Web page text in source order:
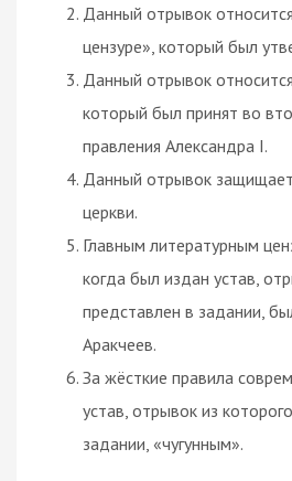
Данный отрывок
цензуре», который был
Данный отрывок
который был принят во
правления Александра I.
Данный отрывок
церкви.
Главным литературным
когда был издан устав,
представлен в задании,
Аракчеев.
За жёсткие правила
устав, отрывок из
задании, «чугунным».